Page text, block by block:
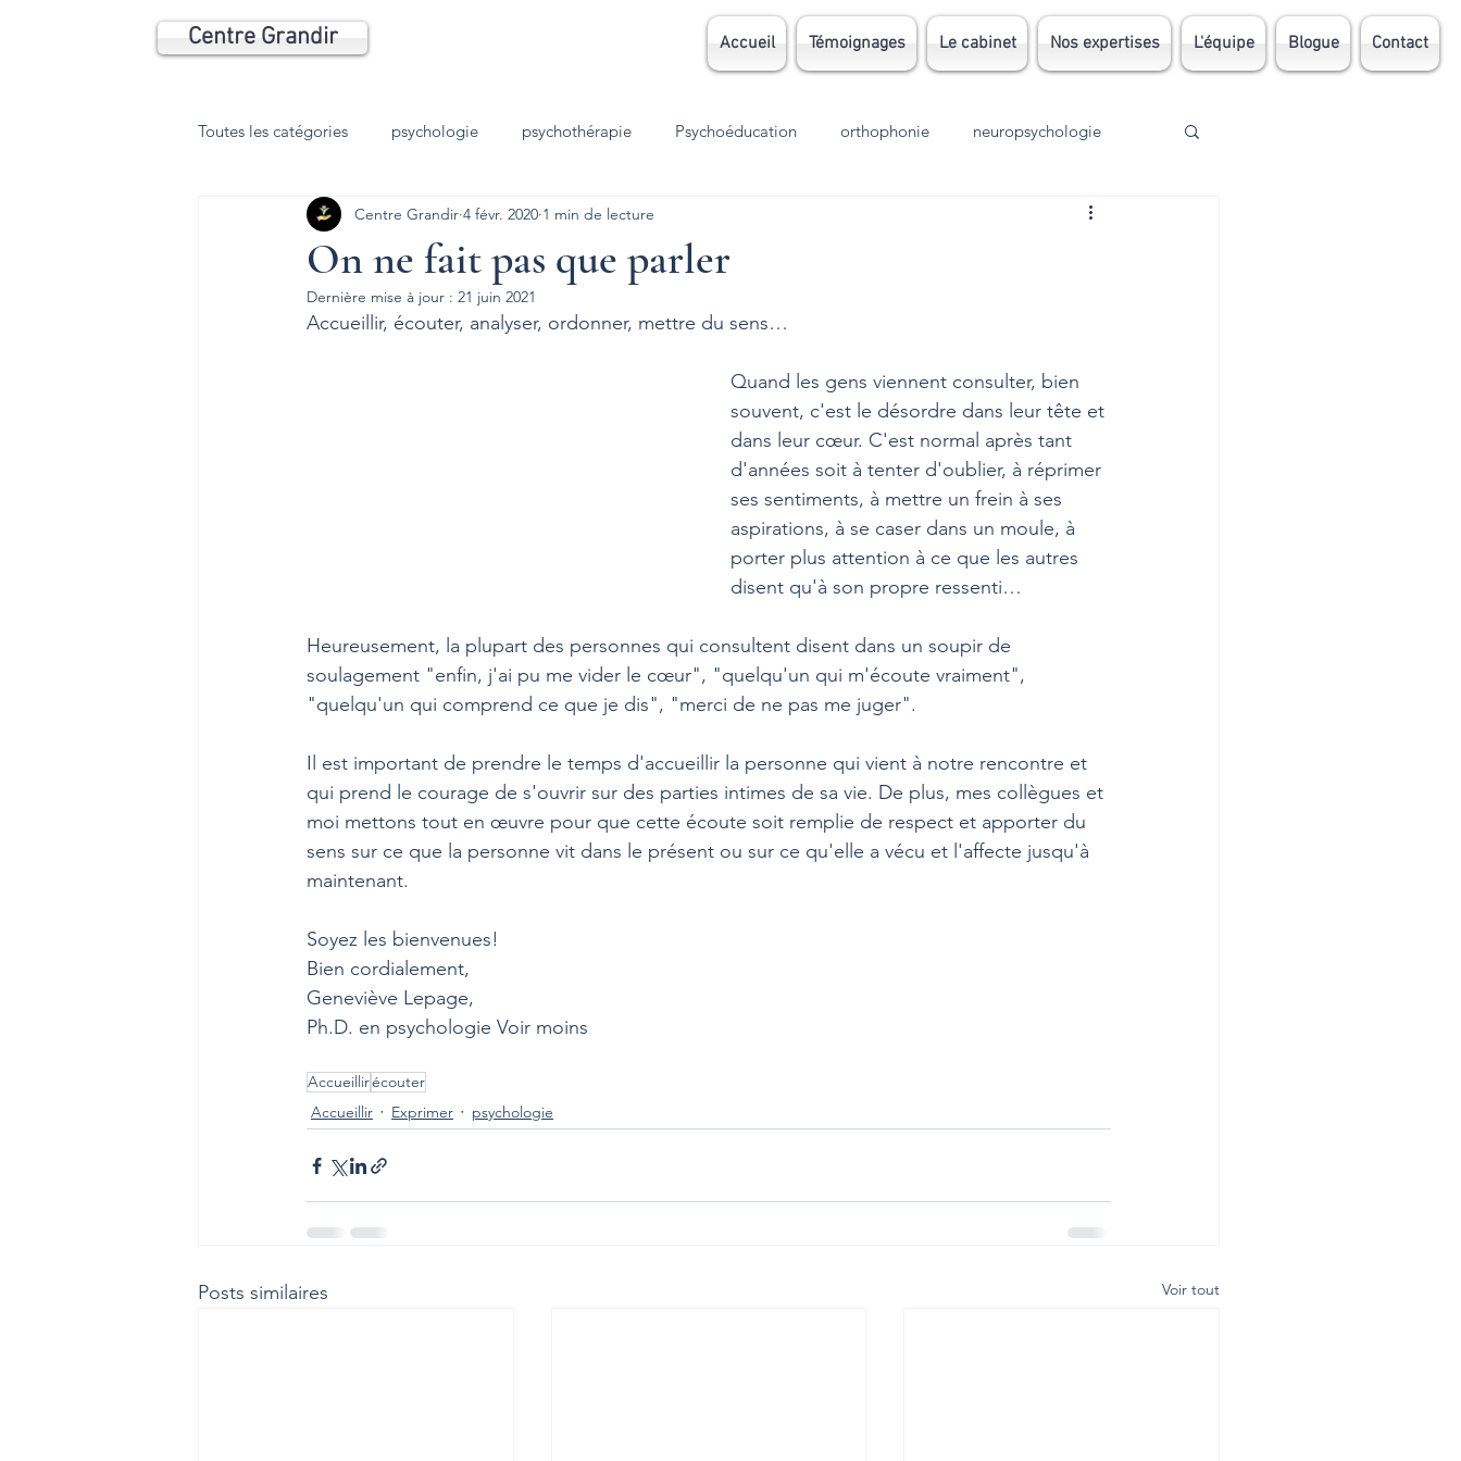
Centre Grandir Accueil Témoignages Le cabinet Nos expertises L'équipe Blogue Contact
Toutes les catégories psychologie psychothérapie Psychoéducation orthophonie neuropsychologie
Psychomotricité Coaching Grossesse parentalité Traumatisme
Phobie Dépression
الوسواس القهري deuil
On ne fait pas que parler
Centre Grandir 4 févr. 2020 1 min de lecture
Dernière mise à jour : 21 juin 2021
Accueillir, écouter, analyser, ordonner, mettre du sens…
Quand les gens viennent consulter, bien
souvent, c'est le désordre dans leur tête et
dans leur cœur. C'est normal après tant
d'années soit à tenter d'oublier, à réprimer
ses sentiments, à mettre un frein à ses
aspirations, à se caser dans un moule, à
porter plus attention à ce que les autres
disent qu'à son propre ressenti…
Heureusement, la plupart des personnes qui consultent disent dans un soupir de
soulagement "enfin, j'ai pu me vider le cœur", "quelqu'un qui m'écoute vraiment",
"quelqu'un qui comprend ce que je dis", "merci de ne pas me juger".
Il est important de prendre le temps d'accueillir la personne qui vient à notre rencontre et
qui prend le courage de s'ouvrir sur des parties intimes de sa vie. De plus, mes collègues et
moi mettons tout en œuvre pour que cette écoute soit remplie de respect et apporter du
sens sur ce que la personne vit dans le présent ou sur ce qu'elle a vécu et l'affecte jusqu'à
maintenant.
Soyez les bienvenues!
Bien cordialement,
Geneviève Lepage,
Ph.D. en psychologie Voir moins
Accueillirécouter
Accueillir
Exprimer psychologie
Posts similaires Voir tout